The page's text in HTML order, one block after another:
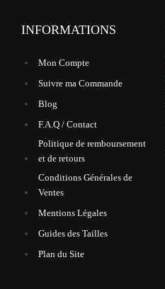
INFORMATIONS
Mon Compte
Suivre ma Commande
Blog
F.A.Q / Contact
Politique de remboursement
et de retours
Conditions Générales de
Ventes
Mentions Légales
Guides des Tailles
Plan du Site